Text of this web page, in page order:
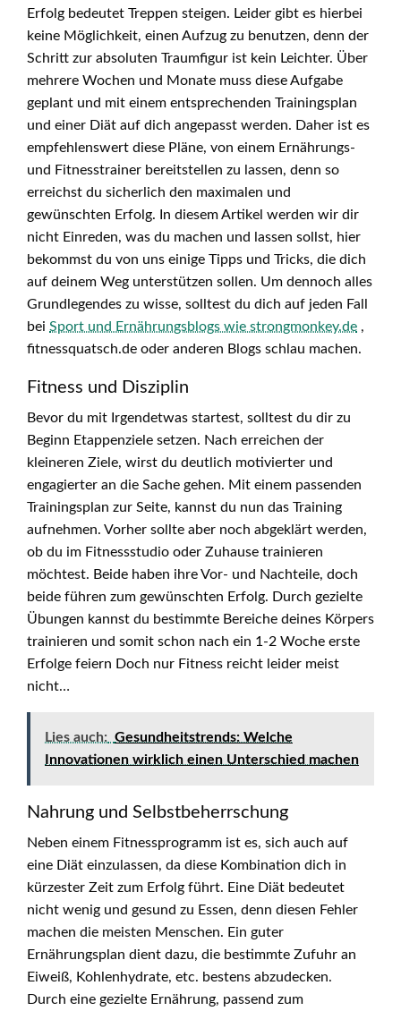
Erfolg bedeutet Treppen steigen. Leider gibt es hierbei
keine Möglichkeit, einen Aufzug zu benutzen, denn der
Schritt zur absoluten Traumfigur ist kein Leichter. Über
mehrere Wochen und Monate muss diese Aufgabe
geplant und mit einem entsprechenden Trainingsplan
und einer Diät auf dich angepasst werden. Daher ist es
empfehlenswert diese Pläne, von einem Ernährungs-
und Fitnesstrainer bereitstellen zu lassen, denn so
erreichst du sicherlich den maximalen und
gewünschten Erfolg. In diesem Artikel werden wir dir
nicht Einreden, was du machen und lassen sollst, hier
bekommst du von uns einige Tipps und Tricks, die dich
auf deinem Weg unterstützen sollen. Um dennoch alles
Grundlegendes zu wisse, solltest du dich auf jeden Fall
bei Sport und Ernährungsblogs wie strongmonkey.de ,
fitnessquatsch.de oder anderen Blogs schlau machen.
Fitness und Disziplin
Bevor du mit Irgendetwas startest, solltest du dir zu
Beginn Etappenziele setzen. Nach erreichen der
kleineren Ziele, wirst du deutlich motivierter und
engagierter an die Sache gehen. Mit einem passenden
Trainingsplan zur Seite, kannst du nun das Training
aufnehmen. Vorher sollte aber noch abgeklärt werden,
ob du im Fitnessstudio oder Zuhause trainieren
möchtest. Beide haben ihre Vor- und Nachteile, doch
beide führen zum gewünschten Erfolg. Durch gezielte
Übungen kannst du bestimmte Bereiche deines Körpers
trainieren und somit schon nach ein 1-2 Woche erste
Erfolge feiern Doch nur Fitness reicht leider meist
nicht…
Lies auch: Gesundheitstrends: Welche
Innovationen wirklich einen Unterschied machen
Nahrung und Selbstbeherrschung
Neben einem Fitnessprogramm ist es, sich auch auf
eine Diät einzulassen, da diese Kombination dich in
kürzester Zeit zum Erfolg führt. Eine Diät bedeutet
nicht wenig und gesund zu Essen, denn diesen Fehler
machen die meisten Menschen. Ein guter
Ernährungsplan dient dazu, die bestimmte Zufuhr an
Eiweiß, Kohlenhydrate, etc. bestens abzudecken.
Durch eine gezielte Ernährung, passend zum